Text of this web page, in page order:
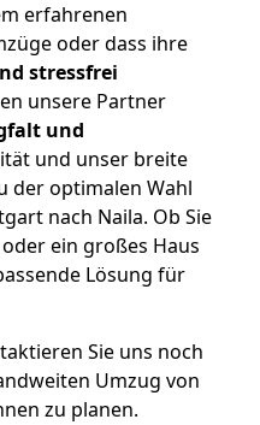
erfahrenen
oder dass ihre
stressfrei
unsere Partner
und
und unser breite
der optimalen Wahl
nach Naila. Ob Sie
ein großes Haus
Lösung für
Sie uns noch
Umzug von
zu planen.